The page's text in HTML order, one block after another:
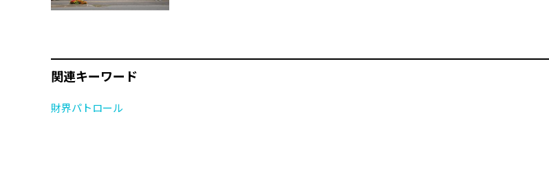
関連キーワード
財界パトロール